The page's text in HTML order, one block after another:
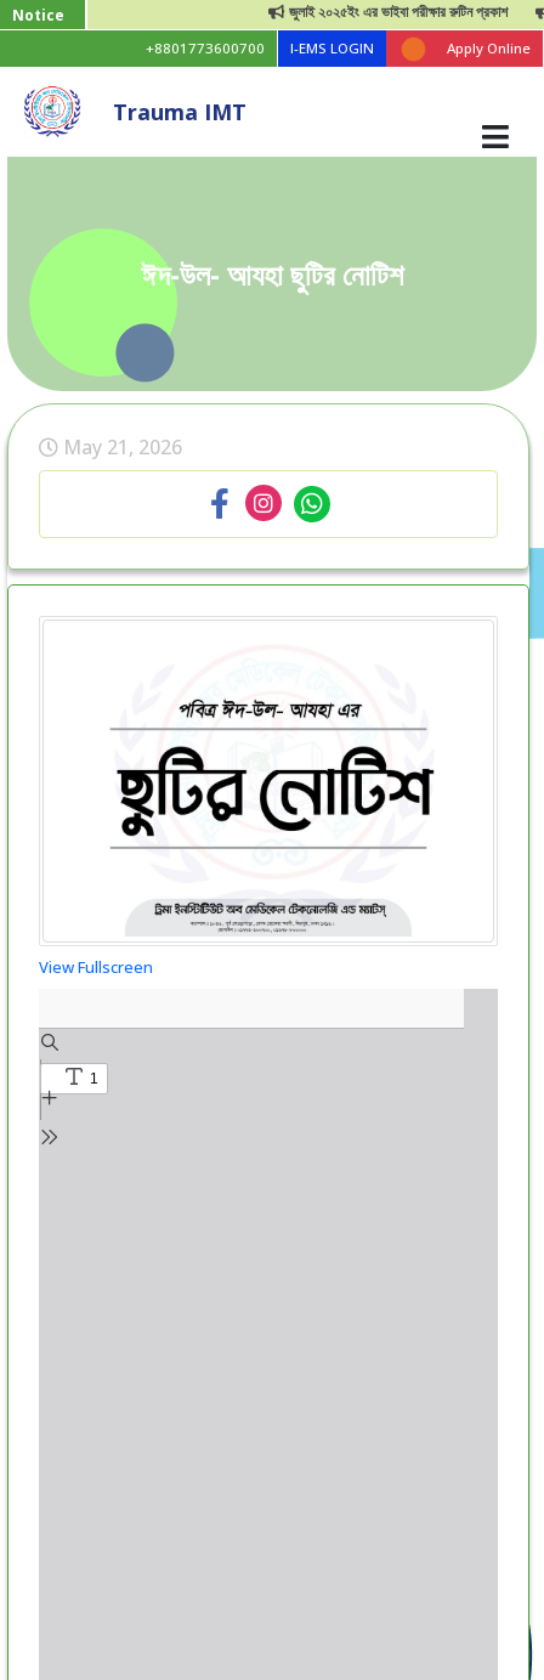
Notice জুলাই ২০২৫ইং এর ভাইবা পরীক্ষার রুটিন প্রকাশ
+8801773600700 I-EMS LOGIN Apply Online
Trauma IMT
ঈদ-উল- আযহা ছুটির নোটিশ
May 21, 2026
View Fullscreen
PDF
content